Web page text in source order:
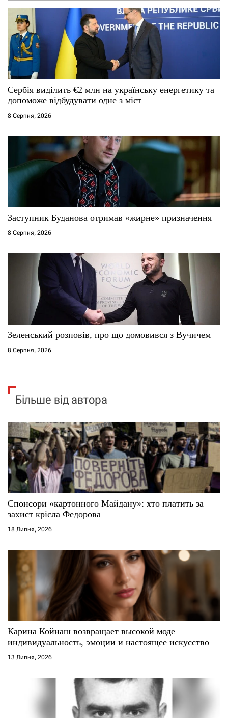
и
с
і
в
Сербія виділить €2 млн на українську енергетику та
допоможе відбудувати одне з міст
8 Серпня, 2026
Заступник Буданова отримав «жирне» призначення
8 Серпня, 2026
Зеленський розповів, про що домовився з Вучичем
8 Серпня, 2026
Більше від автора
Спонсори «картонного Майдану»: хто платить за
захист крісла Федорова
18 Липня, 2026
Карина Койнаш возвращает высокой моде
индивидуальность, эмоции и настоящее искусство
13 Липня, 2026